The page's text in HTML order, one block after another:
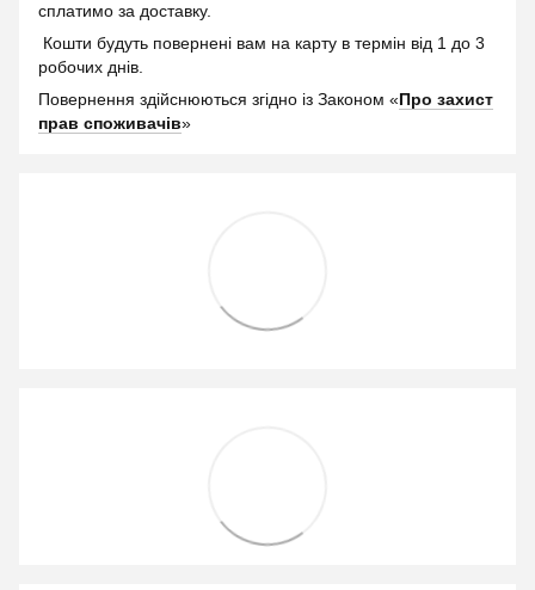
сплатимо за доставку.
Кошти будуть повернені вам на карту в термін від 1 до 3
робочих днів.
Повернення здійснюються згідно із Законом «Про захист
прав споживачів»